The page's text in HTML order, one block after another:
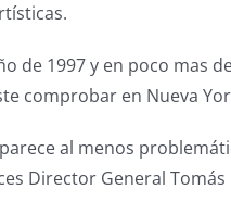
de 1997 y en poco mas
comprobar en Nueva
al menos
Director General